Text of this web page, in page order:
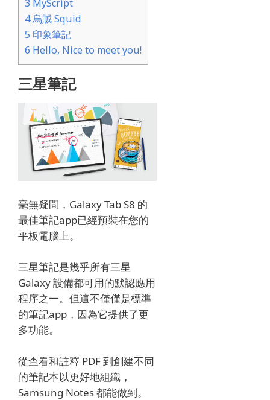
3 MyScript
4烏賊 Squid
5 印象筆記
6 Hello, Nice to meet you!
三星筆記
毫無疑問，Galaxy Tab S8 的
最佳筆記app已經預裝在您的
平板電腦上。
三星筆記是幾乎所有三星
Galaxy 設備都可用的默認應用
程序之一。 但這不僅僅是標準
的筆記app，因為它提供了更
多功能。
從查看和註釋 PDF 到創建不同
的筆記本以更好地組織，
Samsung Notes 都能做到。